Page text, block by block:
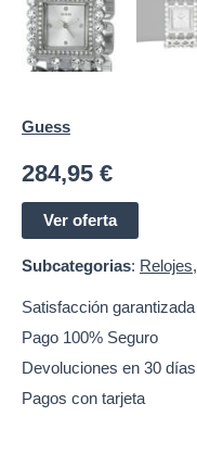
Guess
284,95 €
Ver oferta
Subcategorias: Relojes,
Satisfacción garantizada
Pago 100% Seguro
Devoluciones en 30 días
Pagos con tarjeta